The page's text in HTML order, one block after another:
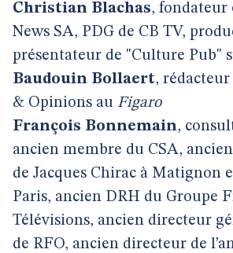
Christian Blachas, fondateur
News SA, PDG de CB TV,
présentateur de "Culture Pub"
Baudouin Bollaert,
& Opinions au Figaro
François Bonnemain,
ancien membre du CSA,
de Jacques Chirac à Matignon
Paris, ancien DRH du Groupe
Télévisions, ancien directeur
de RFO, ancien directeur de